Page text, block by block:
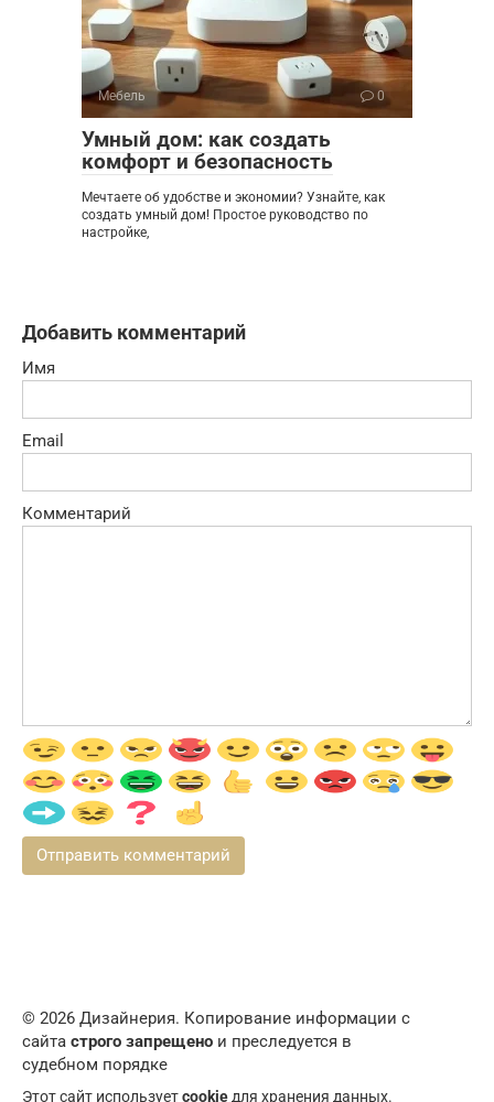
Мебель 0
Умный дом: как создать
комфорт и безопасность
Мечтаете об удобстве и экономии? Узнайте, как
создать умный дом! Простое руководство по
настройке,
Добавить комментарий
Имя
Email
Комментарий
© 2026 Дизайнерия. Копирование информации с
сайта строго запрещено и преследуется в
судебном порядке
Этот сайт используетcookie для хранения данных.